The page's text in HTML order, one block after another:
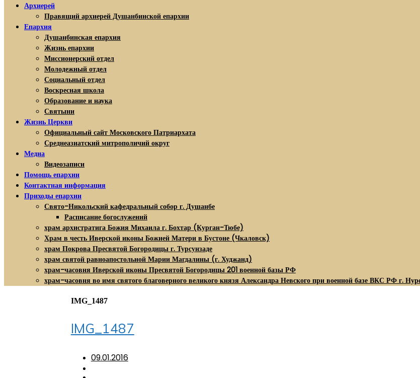
Архиерей
Правящий архиерей Душанбинской епархии
Епархия
Душанбинская епархия
Жизнь епархии
Миссионерский отдел
Молодежный отдел
Социальный отдел
Воскресная школа
Образование и наука
Святыни
Жизнь Церкви
Официальный сайт Московского Патриархата
Среднеазиатский митрополичий округ
Медиа
Видеозаписи
Помощь епархии
Контактная информация
Приходы епархии
Свято-Никольский кафедральный собор г. Душанбе
Расписание богослужений
храм архистратига Божия Михаила г. Бохтар (Курган-Тюбе)
Храм в честь Иверской иконы Божией Матери в Бустоне (Чкаловск)
храм Покрова Пресвятой Богородицы г. Турсунзаде
храм святой равноапостольной Марии Магдалины (г. Худжанд)
храм-часовня Иверской иконы Пресвятой Богородицы 201 военной базы РФ
храм-часовня во имя святого благоверного великого князя Александра Невского при военной базе ВКС РФ г.
IMG_1487
IMG_1487
09.01.2016